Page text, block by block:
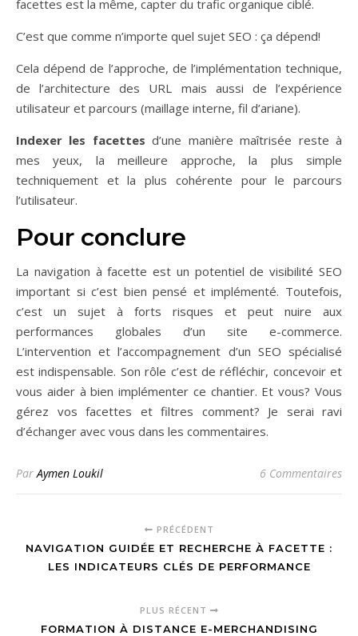
facettes est la même, capter du trafic organique ciblé.
C’est que comme n’importe quel sujet SEO : ça dépend!
Cela dépend de l’approche, de l’implémentation technique,
de l’architecture des URL mais aussi de l’expérience
utilisateur et parcours (maillage interne, fil d’ariane).
Indexer les facettes d’une manière maîtrisée reste à
mes yeux, la meilleure approche, la plus simple
techniquement et la plus cohérente pour le parcours
l’utilisateur.
Pour conclure
La navigation à facette est un potentiel de visibilité SEO
important si c’est bien pensé et implémenté. Toutefois,
c’est un sujet à forts risques et peut nuire aux
performances globales d’un site e-commerce.
L’intervention et l’accompagnement d’un SEO spécialisé
est indispensable. Son rôle c’est de réfléchir, concevoir et
vous aider à bien implémenter ce chantier. Et vous? Vous
gérez vos facettes et filtres comment? Je serai ravi
d’échanger avec vous dans les commentaires.
ParAymen Loukil 6 Commentaires
PRÉCÉDENT
NAVIGATION GUIDÉE ET RECHERCHE À FACETTE :
LES INDICATEURS CLÉS DE PERFORMANCE
PLUS RÉCENT
FORMATION À DISTANCE E-MERCHANDISING